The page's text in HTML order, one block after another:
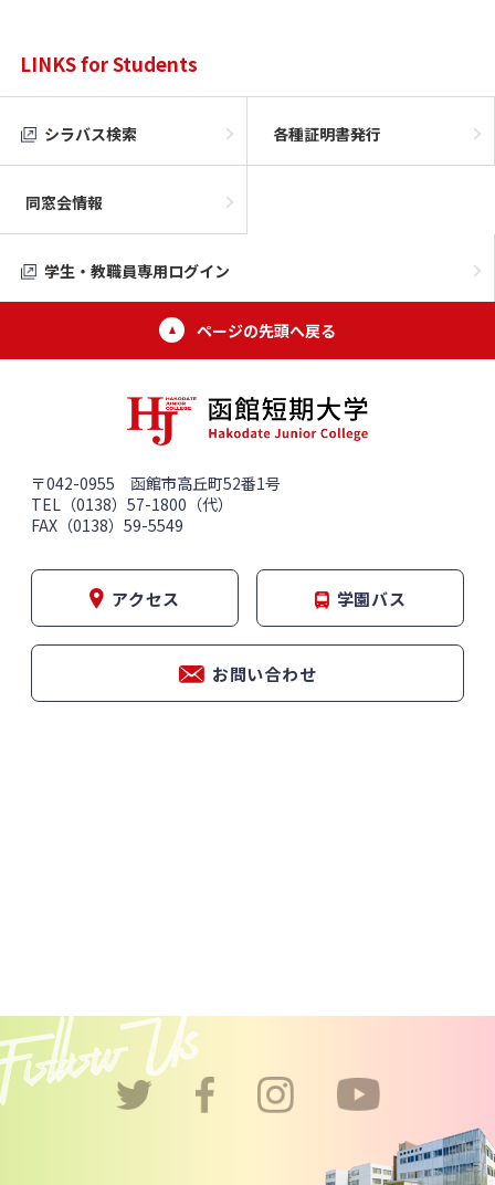
LINKS for Students
シラバス検索 各種証明書発行
同窓会情報
学生・教職員専用ログイン
ページの先頭へ戻る
〒042-0955 函館市高丘町52番1号
TEL（0138）57-1800（代）
FAX（0138）59-5549
アクセス 学園バス
お問い合わせ